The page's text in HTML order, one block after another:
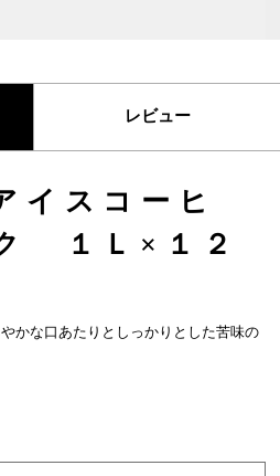
レビュー
スコーヒ
１Ｌ×１２
かな口あたりとしっかりとした苦味の